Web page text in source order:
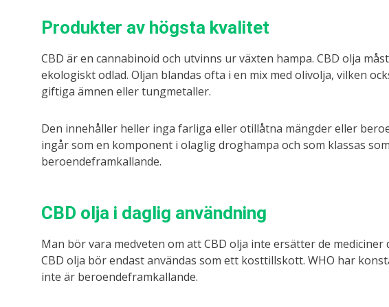
Produkter av högsta kvalitet
CBD är en cannabinoid och utvinns ur växten hampa. CBD olja
ekologiskt odlad. Oljan blandas ofta i en mix med olivolja, vilken
giftiga ämnen eller tungmetaller.
Den innehåller heller inga farliga eller otillåtna mängder eller
ingår som en komponent i olaglig droghampa och som klassas
beroendeframkallande.
CBD olja i daglig användning
Man bör vara medveten om att CBD olja inte ersätter de
CBD olja bör endast användas som ett kosttillskott. WHO har
inte är beroendeframkallande.